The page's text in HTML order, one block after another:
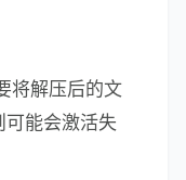
将解压后的文
可能会激活失